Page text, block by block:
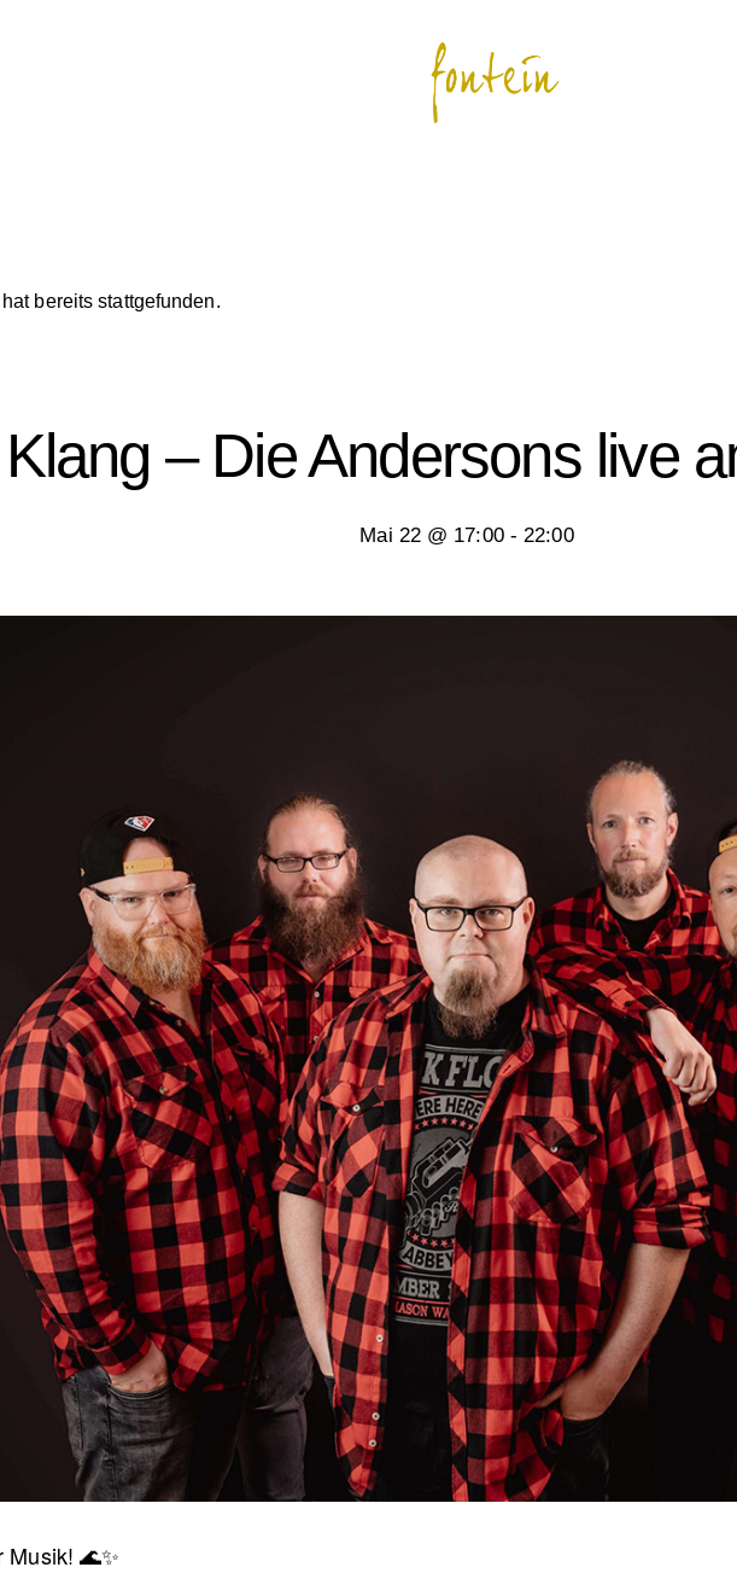
bereits stattgefunden.
– Die Andersons live
Mai 22 @ 17:00- 22:00
🌊✨